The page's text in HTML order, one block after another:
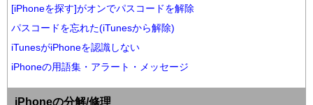
[iPhoneを探す]がオンでパスコードを解除
パスコードを忘れた(iTunesから解除)
iTunesがiPhoneを認識しない
iPhoneの用語集・アラート・メッセージ
iPhoneの分解/修理